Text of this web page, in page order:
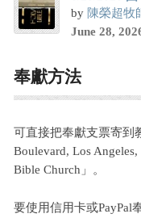
by 陳榮超牧
June 28,
奉獻方法
可直接把奉獻支票寄到
Boulevard, Los
Bible Church」。
要使用信用卡或PayPal